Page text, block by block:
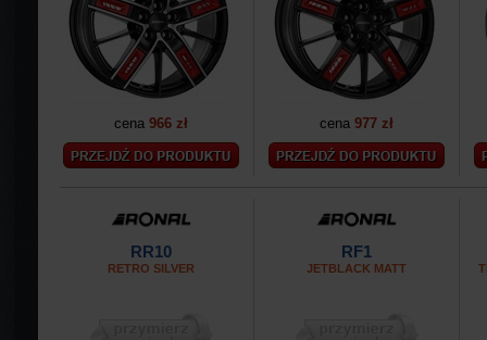
cena 966 zł cena 977 zł
RR10
RETRO SILVER
RF1
JETBLACK MATT